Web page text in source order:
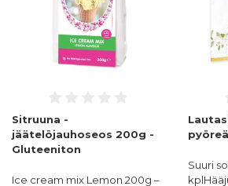
Sitruuna -
jäätelöjauhoseos 200g -
Gluteeniton
Ice cream mix Lemon 200g –
Suuri